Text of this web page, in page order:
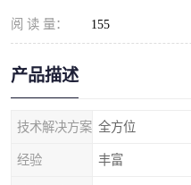
阅 读 量： 155
产品描述
技术解决方案 全方位
经验 丰富